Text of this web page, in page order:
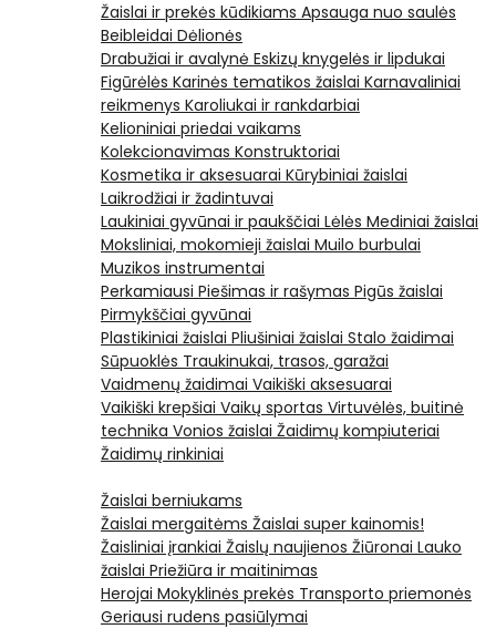
Žaislai ir prekės kūdikiams Apsauga nuo saulės
Beibleidai Dėlionės
Drabužiai ir avalynė Eskizų knygelės ir lipdukai
Figūrėlės Karinės tematikos žaislai Karnavaliniai
reikmenys Karoliukai ir rankdarbiai
Kelioniniai priedai vaikams
Kolekcionavimas Konstruktoriai
Kosmetika ir aksesuarai Kūrybiniai žaislai
Laikrodžiai ir žadintuvai
Laukiniai gyvūnai ir paukščiai Lėlės Mediniai žaislai
Moksliniai, mokomieji žaislai Muilo burbulai
Muzikos instrumentai
Perkamiausi Piešimas ir rašymas Pigūs žaislai
Pirmykščiai gyvūnai
Plastikiniai žaislai Pliušiniai žaislai Stalo žaidimai
Sūpuoklės Traukinukai, trasos, garažai
Vaidmenų žaidimai Vaikiški aksesuarai
Vaikiški krepšiai Vaikų sportas Virtuvėlės, buitinė
technika Vonios žaislai Žaidimų kompiuteriai
Žaidimų rinkiniai
Žaislai berniukams
Žaislai mergaitėms Žaislai super kainomis!
Žaisliniai įrankiai Žaislų naujienos Žiūronai Lauko
žaislai Priežiūra ir maitinimas
Herojai Mokyklinės prekės Transporto priemonės
Geriausi rudens pasiūlymai